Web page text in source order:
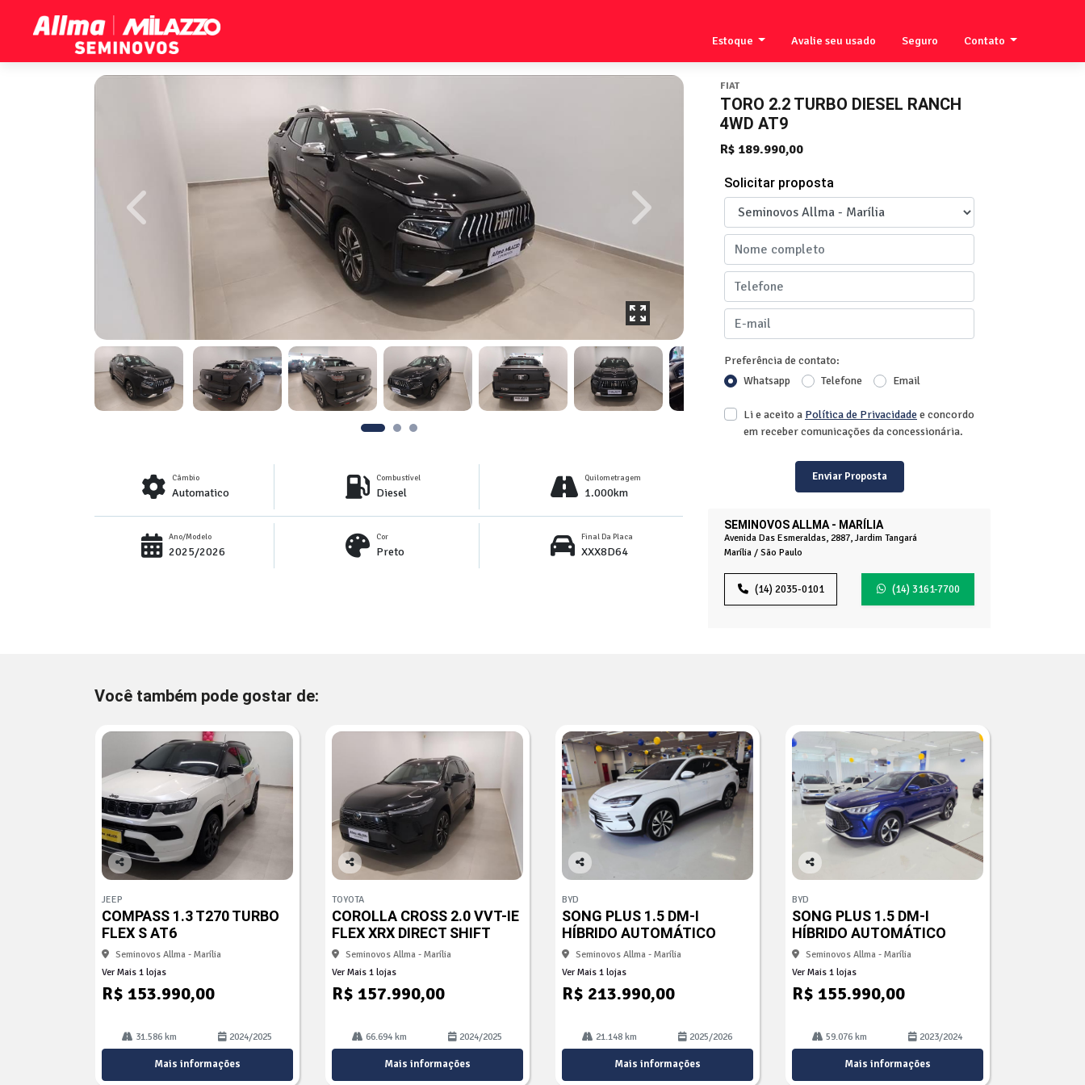
Estoque Avalie seu usado Seguro Contato
FIAT
TORO 2.2 TURBO DIESEL RANCH
4WD AT9
R$ 189.990,00
SEMINOVOS ALLMA - MARÍLIA
Avenida Das Esmeraldas, 2887, Jardim Tangará
Marília / São Paulo
(14) 2035-0101 (14) 3161-7700
Solicitar proposta
Preferência de contato:
Whatsapp
Telefone Email
Li e aceito a Política de Privacidadee concordo
em receber comunicações da concessionária.
Enviar Proposta
Previous Next
Câmbio
Automatico
Combustível
Diesel
Quilometragem
1.000km
Ano/Modelo
2025/2026
Cor
Preto
Final Da Placa
XXX8D64
Você também pode gostar de:
Co
arti
lhe
JEEP
COMPASS 1.3 T270 TURBO
FLEX S AT6
Seminovos Allma - Marília
Ver Mais 1 lojas
R$ 153.990,00
31.586 km 2024/2025
Mais informações
Co
arti
lhe
TOYOTA
COROLLA CROSS 2.0 VVT-IE
FLEX XRX DIRECT SHIFT
Seminovos Allma - Marília
Ver Mais 1 lojas
R$ 157.990,00
66.694 km 2024/2025
Mais informações
Co
arti
lhe
BYD
SONG PLUS 1.5 DM-I
HÍBRIDO AUTOMÁTICO
Seminovos Allma - Marília
Ver Mais 1 lojas
R$ 213.990,00
21.148 km 2025/2026
Mais informações
Co
arti
lhe
BYD
SONG PLUS 1.5 DM-I
HÍBRIDO AUTOMÁTICO
Seminovos Allma - Marília
Ver Mais 1 lojas
R$ 155.990,00
59.076 km 2023/2024
Mais informações